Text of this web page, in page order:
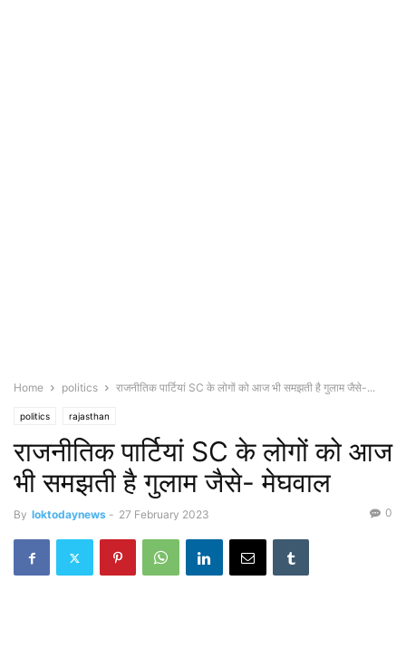
Home politics राजनीतिक पार्टियां SC के लोगों को आज भी समझती है गुलाम जैसे-...
politics rajasthan
राजनीतिक पार्टियां SC के लोगों को आज
भी समझती है गुलाम जैसे- मेघवाल
By loktodaynews - 27 February 2023 0